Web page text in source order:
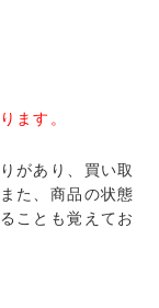
ます。
があり、買い取
た、商品の状態
ことも覚えてお